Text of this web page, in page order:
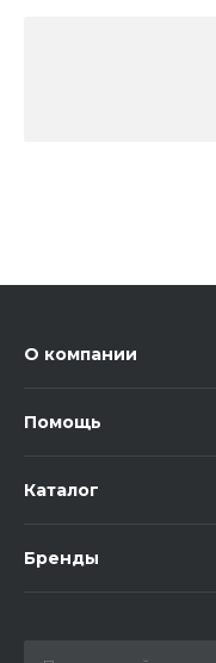
О компании
Помощь
Каталог
Бренды